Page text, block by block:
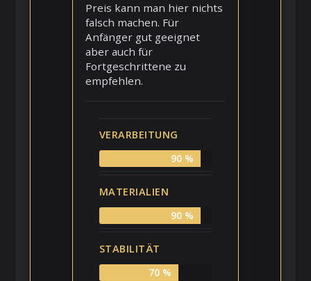
Preis kann man hier nichts
falsch machen. Für
Anfänger gut geeignet
aber auch für
Fortgeschrittene zu
empfehlen.
VERARBEITUNG
90 %
MATERIALIEN
90 %
STABILITÄT
70 %